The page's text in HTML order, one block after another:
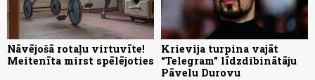
Nāvējošā rotaļu virtuvīte!
Meitenīta mirst spēlējoties
Krievija turpina vajāt
“Telegram” līdzdibinātāju
Pāvelu Durovu